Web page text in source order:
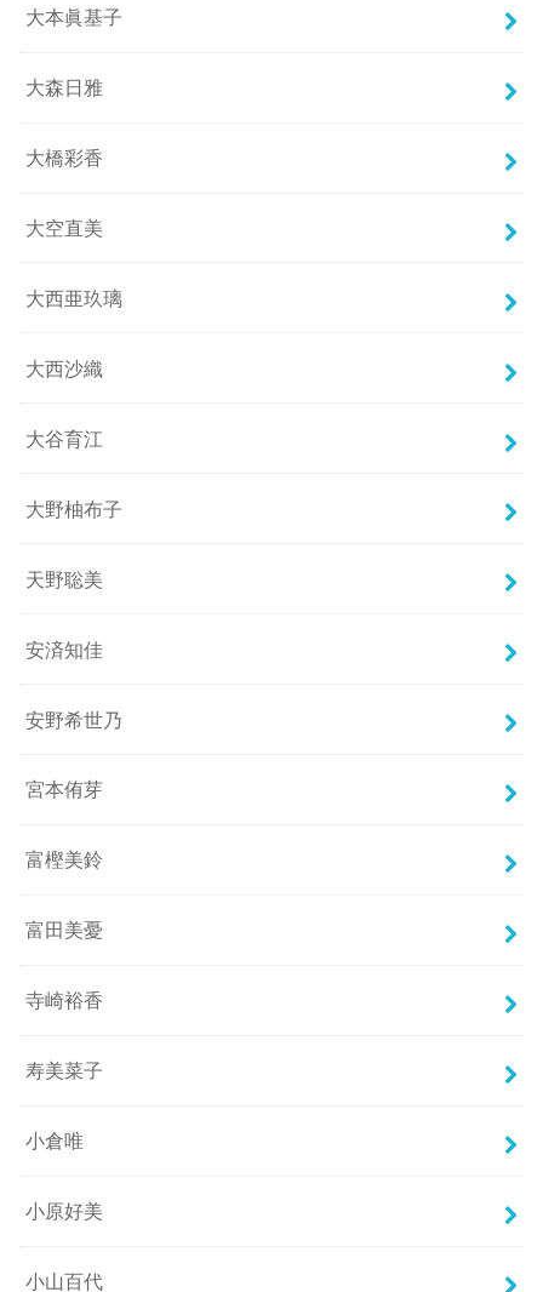
大本眞基子
大森日雅
大橋彩香
大空直美
大西亜玖璃
大西沙織
大谷育江
大野柚布子
天野聡美
安済知佳
安野希世乃
宮本侑芽
富樫美鈴
富田美憂
寺崎裕香
寿美菜子
小倉唯
小原好美
小山百代